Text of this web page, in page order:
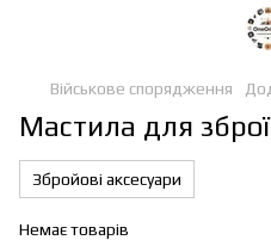
Військове спорядження
Мастила для зброї
Збройові аксесуари
Немає товарів